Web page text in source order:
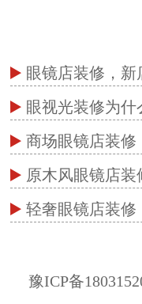
眼镜店装修，
眼视光装修为什
商场眼镜店装
原木风眼镜店
轻奢眼镜店装
豫ICP备